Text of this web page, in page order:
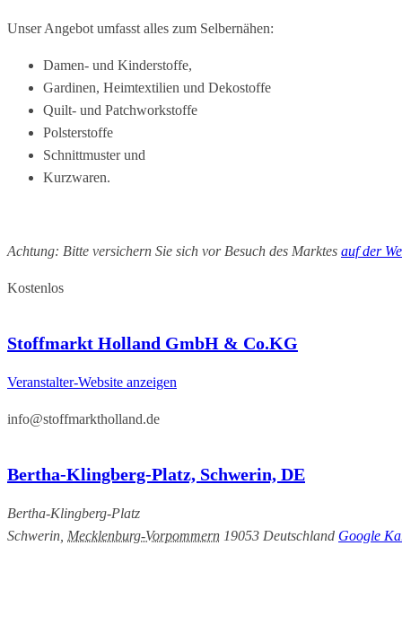
Unser Angebot umfasst alles zum Selbernähen:
Damen- und Kinderstoffe,
Gardinen, Heimtextilien und Dekostoffe
Quilt- und Patchworkstoffe
Polsterstoffe
Schnittmuster und
Kurzwaren.
Achtung: Bitte versichern Sie sich vor Besuch des Marktes auf der
Kostenlos
Stoffmarkt Holland GmbH & Co.KG
Veranstalter-Website anzeigen
info@stoffmarktholland.de
Bertha-Klingberg-Platz, Schwerin, DE
Bertha-Klingberg-Platz
Schwerin Mecklenburg-Vorpommern 19053 Deutschland Google